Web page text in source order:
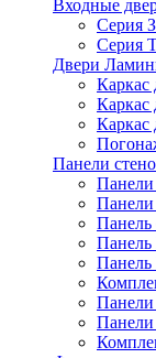
Входные
Серия
Серия
Двери
Каркас
Каркас
Каркас
Панели
Панель